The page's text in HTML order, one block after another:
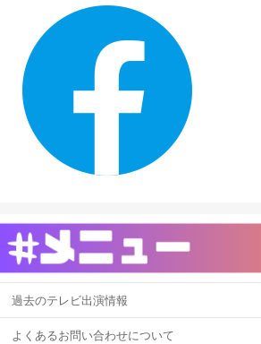
過去のテレビ出演情報
よくあるお問い合わせについて